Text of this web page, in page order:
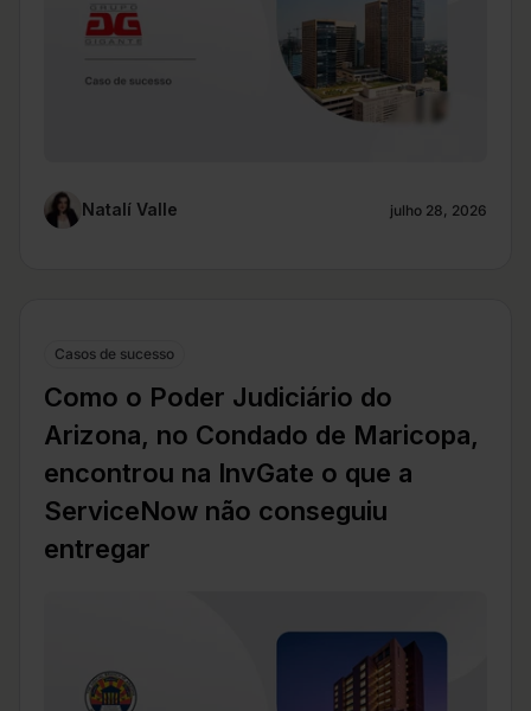
Natalí Valle julho 28, 2026
Casos de sucesso
Como o Poder Judiciário do
Arizona, no Condado de Maricopa,
encontrou na InvGate o que a
ServiceNow não conseguiu
entregar